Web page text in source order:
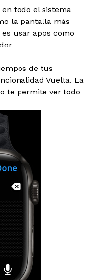
en todo el sistema
la pantalla más
usar apps como
de tus
Vuelta. La
te permite ver todo